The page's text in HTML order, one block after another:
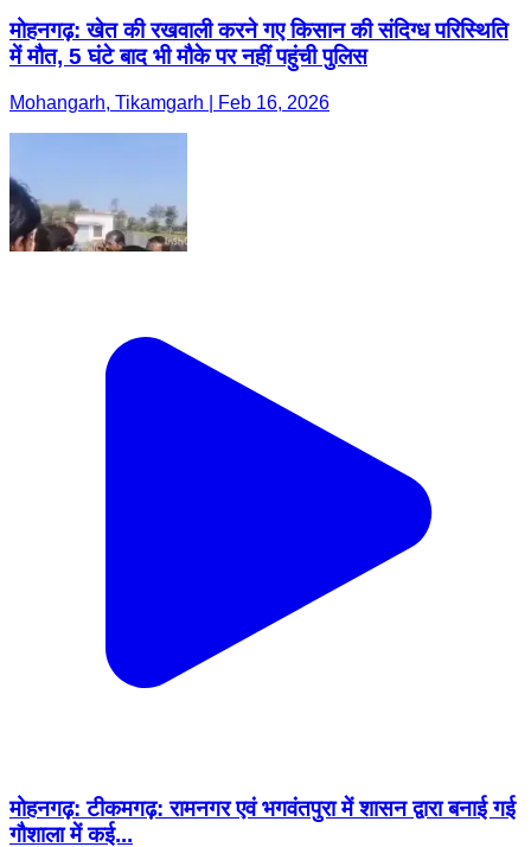
मोहनगढ़: खेत की रखवाली करने गए किसान की संदिग्ध परिस्थिति
में मौत, 5 घंटे बाद भी मौके पर नहीं पहुंची पुलिस
Mohangarh, Tikamgarh | Feb 16, 2026
मोहनगढ़: टीकमगढ़: रामनगर एवं भगवंतपुरा में शासन द्वारा बनाई गई
गौशाला में कई...